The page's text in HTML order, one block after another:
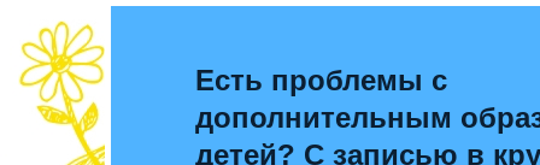
Есть проблемы с
дополнительным
детей? С записью в